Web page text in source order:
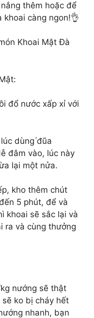
thêm hoặc để
khoai càng ngon!👌
Khoai Mật Đà
đổ nước xấp xỉ với
dùng ́đũa
đâm vào, lúc này
lại một nửa.
kho thêm chút
5 phút, để và
khoai sẽ sắc lại và
ra và cùng thưởng
nướng sẽ thật
ko bị cháy hết
nhanh, bạn